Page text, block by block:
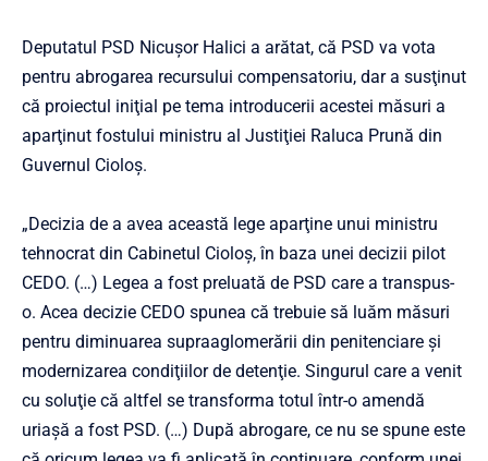
Deputatul PSD Nicuşor Halici a arătat, că PSD va vota
pentru abrogarea recursului compensatoriu, dar a susţinut
că proiectul iniţial pe tema introducerii acestei măsuri a
aparţinut fostului ministru al Justiţiei Raluca Prună din
Guvernul Cioloş.
„Decizia de a avea această lege aparţine unui ministru
tehnocrat din Cabinetul Cioloş, în baza unei decizii pilot
CEDO. (…) Legea a fost preluată de PSD care a transpus-
o. Acea decizie CEDO spunea că trebuie să luăm măsuri
pentru diminuarea supraaglomerării din penitenciare şi
modernizarea condiţiilor de detenţie. Singurul care a venit
cu soluţie că altfel se transforma totul într-o amendă
uriaşă a fost PSD. (…) După abrogare, ce nu se spune este